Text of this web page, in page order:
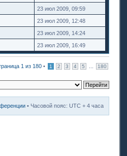
23 июл 2009, 09:59
23 июл 2009, 12:48
23 июл 2009, 14:24
23 июл 2009, 16:49
1 из 180 • 1 2 3 4 5 180
• Часовой пояс: UTC + 4 часа